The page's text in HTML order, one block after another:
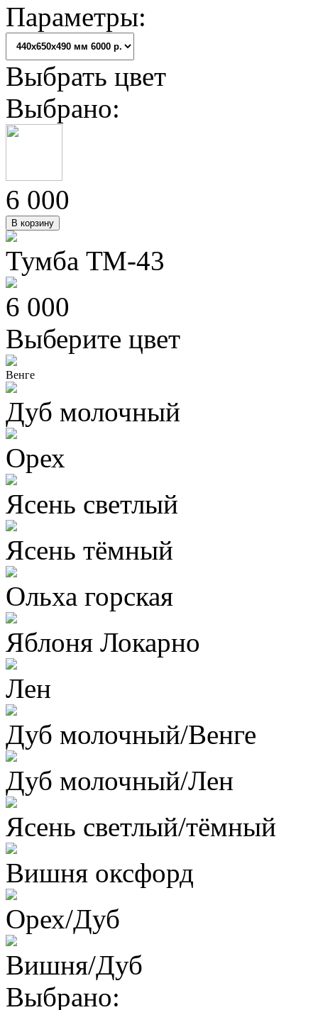
Параметры:
Выбрать цвет
Выбрано:
6 000
В корзину
Тумба ТМ-43
6 000
Выберите цвет
Венге
Дуб молочный
Орех
Ясень светлый
Ясень тёмный
Ольха горская
Яблоня Локарно
Лен
Дуб молочный/Венге
Дуб молочный/Лен
Ясень светлый/тёмный
Вишня оксфорд
Орех/Дуб
Вишня/Дуб
Выбрано: